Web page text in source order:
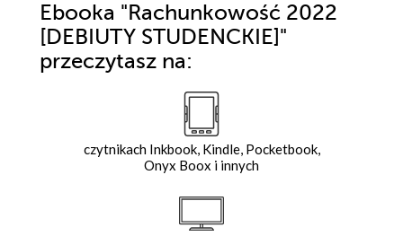
Ebooka "Rachunkowość 2022
[DEBIUTY STUDENCKIE]"
przeczytasz na:
czytnikach Inkbook, Kindle, Pocketbook,
Onyx Boox i innych